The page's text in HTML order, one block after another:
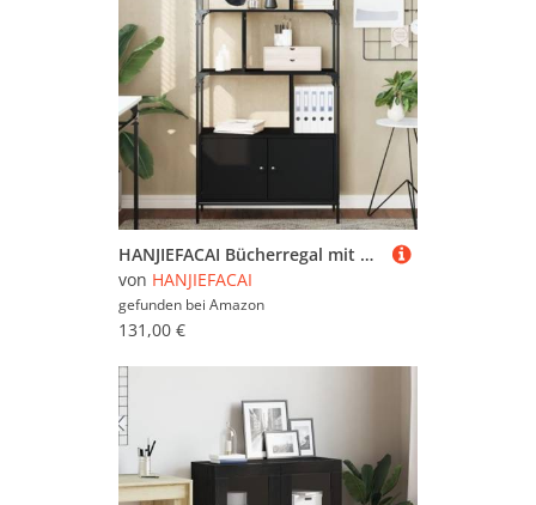
HANJIEFACAI Bücherregal mit Türen Schwarz 76,5x30x154,5 cm Holzwerkstoff Small Bookcase Bookcase Small Bookshelf Shelf Organizer für Balkon Arbeitszimmer Flur Wohnzimmer
von HANJIEFACAI
gefunden bei Amazon
131,00 €